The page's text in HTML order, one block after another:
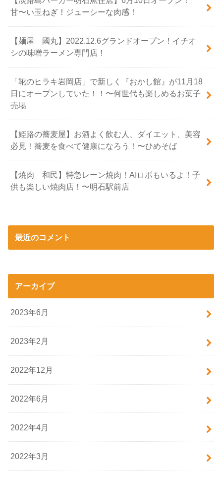
甘〜い玉ねぎ！ジューシーな肉感！
【麺屋 國丸】2022.12.6グランドオープン！イチオ
シの味噌ラーメン専門店！
「靴のヒラキ岩岡店」で新しく『おかし館』が11月18
日にオープンしていた！！〜何世代も楽しめるお菓子
売場
【姫路の蕎麦屋】お酒よく飲む人、ダイエット、美容
必見！蕎麦を食べて健康になろう！〜ひめそば
【焼肉 和民】特急レーン焼肉！AIロボもいるよ！子
供も楽しい焼肉店！〜明石駅前店
最近のコメント
アーカイブ
2023年6月
2023年2月
2022年12月
2022年6月
2022年4月
2022年3月